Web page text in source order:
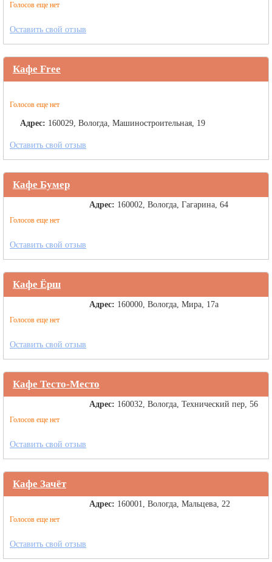
Голосов еще нет
Оставить свой отзыв
Кафе Free
Голосов еще нет
Адрес: 160029, Вологда, Машиностроительная, 19
Оставить свой отзыв
Кафе Бумер
Голосов еще нет
Адрес: 160002, Вологда, Гагарина, 64
Оставить свой отзыв
Кафе Ёрш
Голосов еще нет
Адрес: 160000, Вологда, Мира, 17а
Оставить свой отзыв
Кафе Тесто-Место
Голосов еще нет
Адрес: 160032, Вологда, Технический пер, 56
Оставить свой отзыв
Кафе Зачёт
Голосов еще нет
Адрес: 160001, Вологда, Мальцева, 22
Оставить свой отзыв